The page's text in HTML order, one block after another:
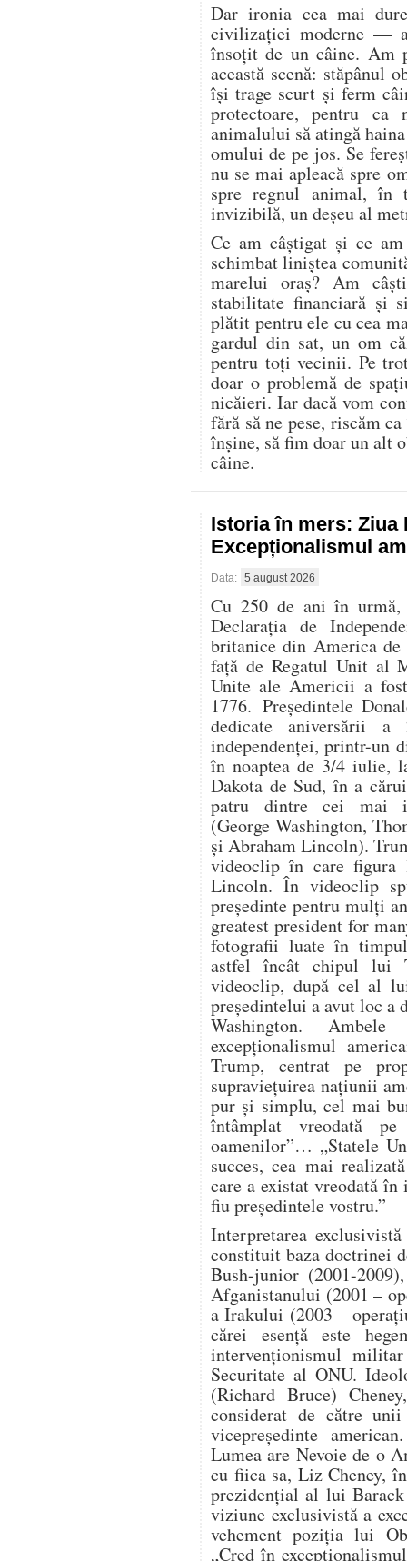
Dar ironia cea mai
civilizației moderne —
însoțit de un câine. Am
această scenă: stăpânul
își trage scurt și ferm
protectoare, pentru ca
animalului să atingă
omului de pe jos. Se
nu se mai apleacă spre
spre regnul animal, în
invizibilă, un deșeu al
Ce am câștigat și ce
schimbat liniștea
marelui oraș? Am
stabilitate financiară și
plătit pentru ele cu cea
gardul din sat, un om
pentru toți vecinii. Pe
doar o problemă de
nicăieri. Iar dacă vom
fără să ne pese, riscăm
înșine, să fim doar un alt
câine.
Istoria în mers: Ziua
Excepționalismul
Data: 5 august 2026
Cu 250 de ani în
Declarația de
britanice din America de
față de Regatul Unit al
Unite ale Americii a
1776. Președintele
dedicate aniversării
independenței, printr-un
în noaptea de 3/4 iulie,
Dakota de Sud, în a
patru dintre cei mai
(George Washington,
și Abraham Lincoln).
videoclip în care figura
Lincoln. În videoclip
președinte pentru mulți
greatest president for
fotografii luate în
astfel încât chipul lui
videoclip, după cel al
președintelui a avut loc a
Washington.
excepționalismul
Trump, centrat pe
supraviețuirea națiunii
pur și simplu, cel mai
întâmplat vreodată
oamenilor”… „Statele
succes, cea mai
care a existat vreodată
fiu președintele vostru.”
Interpretarea
constituit baza doctrinei
Bush-junior (2001-
Afganistanului (2001 –
a Irakului (2003 –
cărei esență este
intervenționismul
Securitate al ONU.
(Richard Bruce)
considerat de către
vicepreședinte
Lumea are Nevoie de o
cu fiica sa, Liz Cheney,
prezidențial al lui Barack
viziune exclusivistă a
vehement poziția lui
„Cred în